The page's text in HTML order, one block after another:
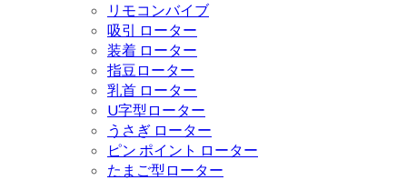
リモコンバイブ
吸引 ローター
装着 ローター
指豆ローター
乳首 ローター
U字型ローター
うさぎ ローター
ピン ポイント ローター
たまご型ローター